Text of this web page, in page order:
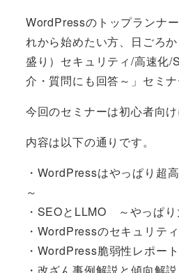
WordPressのトップランナ
れから始めたい方、日ごろ
盛り）セキュリティ/高速化
介・質問にも回答～」セミ
今回のセミナーは初心者向
内容は以下の通りです。
・WordPressはやっぱり超
～
・SEOとLLMO ～やっぱ
・WordPressのセキュリテ
・WordPress脆弱性レポー
・改ざん事例解説と傾向解